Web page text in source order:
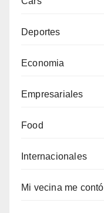
Deportes
Economia
Empresariales
Food
Internacionales
Mi vecina me contó